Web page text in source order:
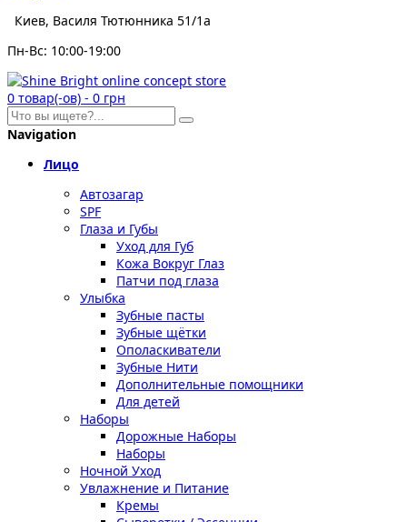
Киев, Василя Тютюнника 51/1а
Пн-Вс: 10:00-19:00
0 товар(-ов) - 0 грн
Navigation
Лицо
Автозагар
SPF
Глаза и Губы
Уход для Губ
Кожа Вокруг Глаз
Патчи под глаза
Улыбка
Зубные пасты
Зубные щётки
Ополаскиватели
Зубные Нити
Дополнительные помощники
Для детей
Наборы
Дорожные Наборы
Наборы
Ночной Уход
Увлажнение и Питание
Кремы